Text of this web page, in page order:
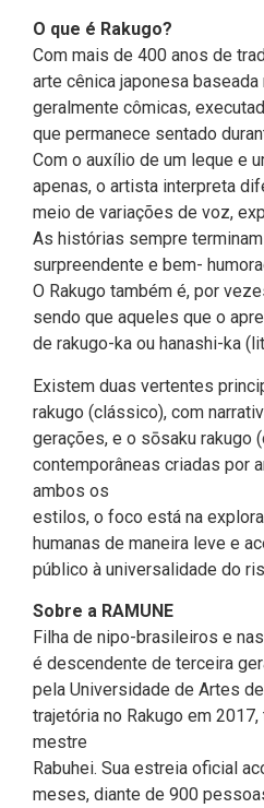
O que é Rakugo?
Com mais de 400 anos de
arte cênica japonesa
geralmente cômicas,
que permanece sentado
Com o auxílio de um leque e
apenas, o artista interpreta
meio de variações de voz,
As histórias sempre
surpreendente e bem-
O Rakugo também é, por
sendo que aqueles que o
de rakugo-ka ou hanashi-ka
Existem duas vertentes
rakugo (clássico), com
gerações, e o sōsaku rakugo
contemporâneas criadas por
ambos os
estilos, o foco está na
humanas de maneira leve e
público à universalidade do
Sobre a RAMUNE
Filha de nipo-brasileiros e
é descendente de terceira
pela Universidade de Artes
trajetória no Rakugo em
mestre
Rabuhei. Sua estreia oficial
meses, diante de 900